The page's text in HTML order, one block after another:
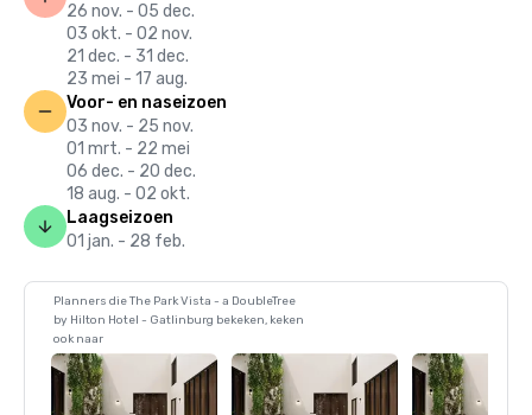
26 nov. - 05 dec.
03 okt. - 02 nov.
21 dec. - 31 dec.
23 mei - 17 aug.
Voor- en naseizoen
03 nov. - 25 nov.
01 mrt. - 22 mei
06 dec. - 20 dec.
18 aug. - 02 okt.
Laagseizoen
01 jan. - 28 feb.
Planners die The Park Vista - a DoubleTree
by Hilton Hotel - Gatlinburg bekeken, keken
ook naar